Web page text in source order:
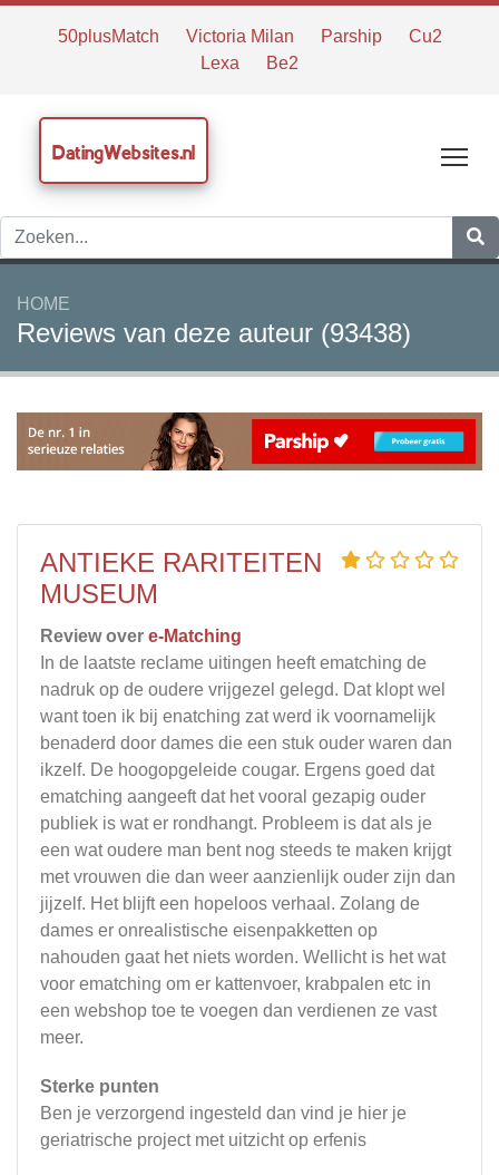
50plusMatch Victoria Milan Parship
Cu2
Lexa
Be2
DatingWebsites.nl
HOME
Reviews van deze auteur (93438)
ANTIEKE RARITEITEN
MUSEUM
Review over e-Matching
In de laatste reclame uitingen heeft ematching de
nadruk op de oudere vrijgezel gelegd. Dat klopt wel
want toen ik bij enatching zat werd ik voornamelijk
benaderd door dames die een stuk ouder waren dan
ikzelf. De hoogopgeleide cougar. Ergens goed dat
ematching aangeeft dat het vooral gezapig ouder
publiek is wat er rondhangt. Probleem is dat als je
een wat oudere man bent nog steeds te maken krijgt
met vrouwen die dan weer aanzienlijk ouder zijn dan
jijzelf. Het blijft een hopeloos verhaal. Zolang de
dames er onrealistische eisenpakketten op
nahouden gaat het niets worden. Wellicht is het wat
voor ematching om er kattenvoer, krabpalen etc in
een webshop toe te voegen dan verdienen ze vast
meer.
Sterke punten
Ben je verzorgend ingesteld dan vind je hier je
geriatrische project met uitzicht op erfenis